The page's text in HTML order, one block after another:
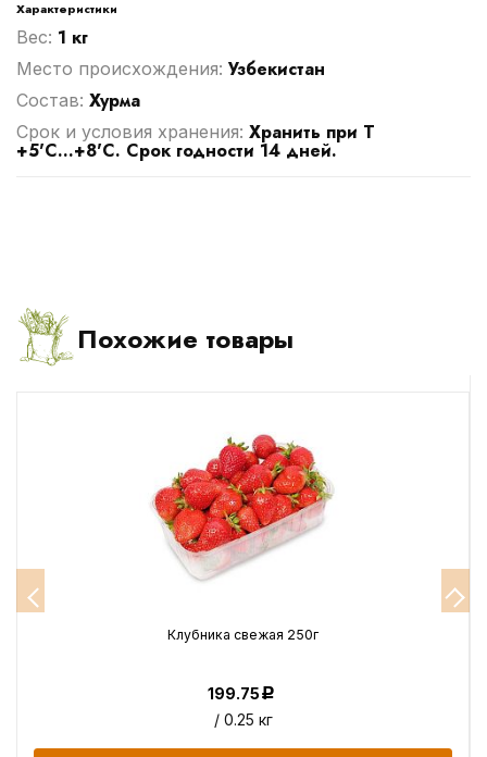
Характеристики
Вес: 1 кг
Место происхождения: Узбекистан
Cостав: Хурма
Срок и условия хранения: Хранить при Т
+5'C...+8'C. Срок годности 14 дней.
Похожие товары
Клубника свежая 250г
199.75Р
/ 0.25 кг